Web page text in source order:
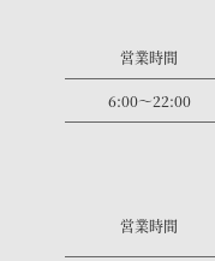
営業時間
6:00〜22:00
営業時間